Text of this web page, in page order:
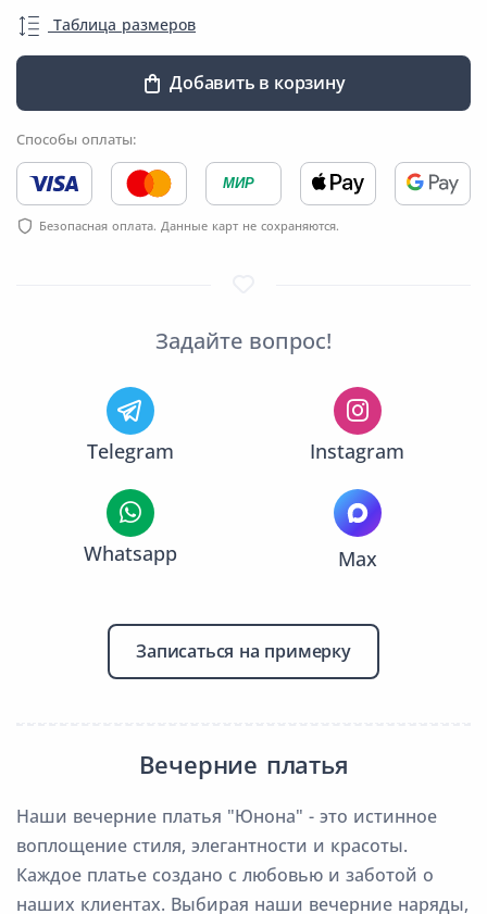
Таблица размеров
Добавить в корзину
Способы оплаты:
МИР
Безопасная оплата. Данные карт не сохраняются.
Задайте вопрос!
Telegram Instagram
Whatsapp Max
Записаться на примерку
Вечерние платья
Наши вечерние платья "Юнона" - это истинное
воплощение стиля, элегантности и красоты.
Каждое платье создано с любовью и заботой о
наших клиентах. Выбирая наши вечерние наряды,